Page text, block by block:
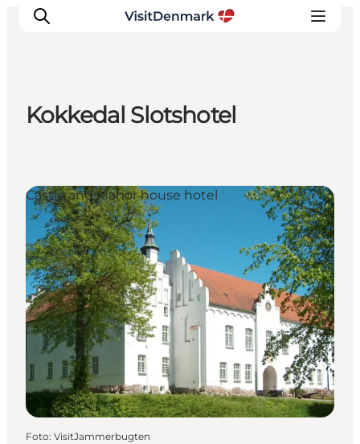
Cosa fare
Dove dormire
Pianifica il viaggio
Kokkedal Slotshotel
Castle and Manor house hotel
Foto: VisitJammerbugten